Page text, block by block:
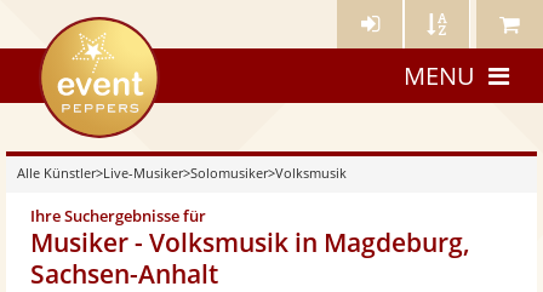
Künstler- Künstler Meine
eventpeppers
MENU
Alle Künstler>Live-Musiker>Solomusiker>Volksmusik
Ihre Suchergebnisse für
Musiker - Volksmusik in Magdeburg,
Sachsen-Anhalt